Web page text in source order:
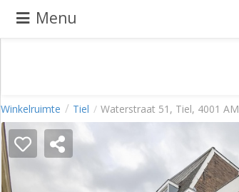
Menu
aanbieden
Pand
zoeken
Waarom
Winkelruimte Tiel Waterstraat 51, Tiel, 4001 AM